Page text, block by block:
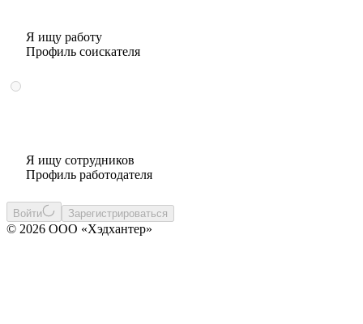
Я ищу работу
Профиль соискателя
Я ищу сотрудников
Профиль работодателя
Войти Зарегистрироваться
© 2026 ООО «Хэдхантер»